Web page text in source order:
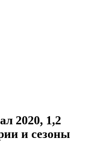
2020, 1,2
и сезоны